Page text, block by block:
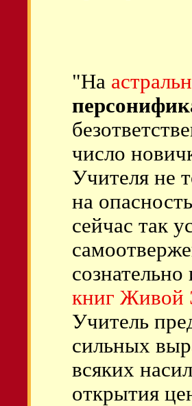
"На
число
Учителя не
на
сейчас так
книг Живой
Учитель
сильных
всяких
открытия